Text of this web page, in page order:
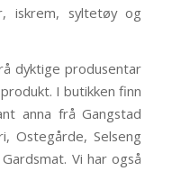
iskrem, syltetøy og
dyktige produsentar
I butikken finn
anna frå Gangstad
Ostegårde, Selseng
Vi har også